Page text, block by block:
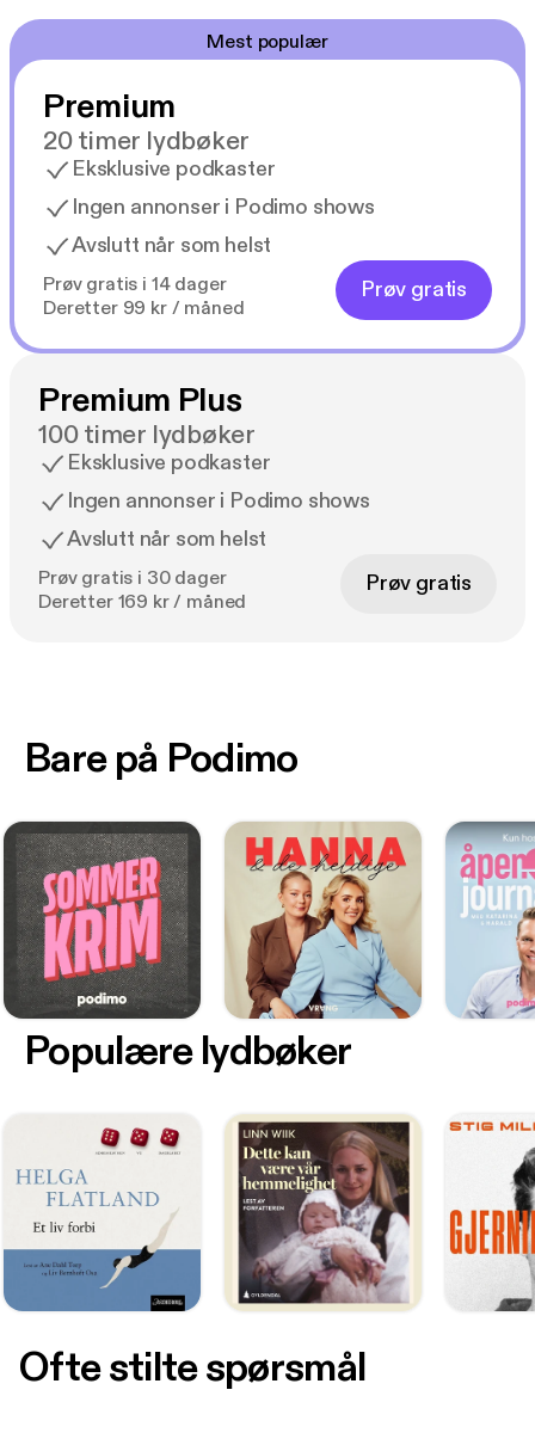
Mest populær
Premium
20 timer lydbøker
Eksklusive podkaster
Ingen annonser i Podimo shows
Avslutt når som helst
Prøv gratis i 14 dager
Deretter 99 kr / måned
Prøv gratis
Premium Plus
100 timer lydbøker
Eksklusive podkaster
Ingen annonser i Podimo shows
Avslutt når som helst
Prøv gratis i 30 dager
Deretter 169 kr / måned
Prøv gratis
Bare på Podimo
Populære lydbøker
Ofte stilte spørsmål